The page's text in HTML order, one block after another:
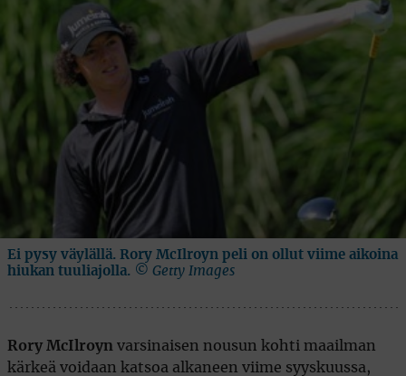
Ei pysy väylällä. Rory McIlroyn peli on ollut viime aikoina
hiukan tuuliajolla. © Getty Images
Rory McIlroyn varsinaisen nousun kohti maailman
kärkeä voidaan katsoa alkaneen viime syyskuussa,